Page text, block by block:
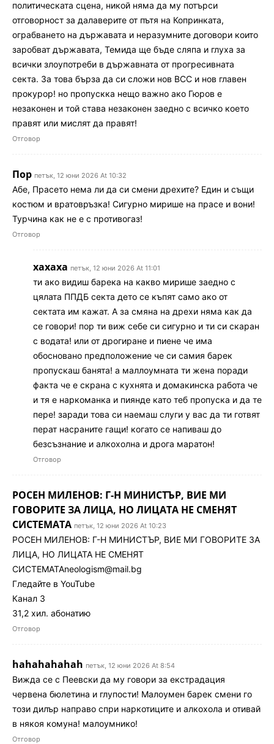
политическата сцена, никой няма да му потърси
отговорност за далаверите от пътя на Копринката,
ограбването на държавата и неразумните договори които
заробват държавата, Темида ще бъде сляпа и глуха за
всички злоупотреби в държавната от прогресивната
секта. За това бърза да си сложи нов ВСС и нов главен
прокурор! но пропускка нещо важно ако Гюров е
незаконен и той става незаконен заедно с всичко което
правят или мислят да правят!
Отговор
Пор петък, 12 юни 2026 At 10:32
Абе, Прасето нема ли да си смени дрехите? Един и същи
костюм и вратовръзка! Сигурно мирише на прасе и вони!
Турчина как не е с противогаз!
Отговор
хахаха петък, 12 юни 2026 At 11:01
ти ако видиш барека на какво мирише заедно с
цялата ППДБ секта дето се къпят само ако от
сектата им кажат. А за смяна на дрехи няма как да
се говори! пор ти виж себе си сигурно и ти си скаран
с водата! или от дрогиране и пиене че има
обосновано предположение че си самия барек
пропускаш банята! а маллоумната ти жена поради
факта че е скрана с кухнята и домакинска работа че
и тя е наркоманка и пиянде като теб пропуска и да те
пере! заради това си наемаш слуги у вас да ти готвят
перат насраните гащи! когато се напиваш до
безсъзнание и алкохолна и дрога маратон!
Отговор
РОСЕН МИЛЕНОВ: Г-Н МИНИСТЪР, ВИЕ МИ
ГОВОРИТЕ ЗА ЛИЦА, НО ЛИЦАТА НЕ СМЕНЯТ
СИСТЕМАТА петък, 12 юни 2026 At 10:23
РОСЕН МИЛЕНОВ: Г-Н МИНИСТЪР, ВИЕ МИ ГОВОРИТЕ ЗА
ЛИЦА, НО ЛИЦАТА НЕ СМЕНЯТ
СИСТЕМАТАneologism@mail.bg
Гледайте в YouTube
Канал 3
31,2 хил. абонатию
Отговор
hahahahahah петък, 12 юни 2026 At 8:54
Вижда се с Пеевски да му говори за екстрадация
червена бюлетина и глупости! Малоумен барек смени го
този дилър направо спри наркотиците и алкохола и отивай
в някоя комуна! малоумнико!
Отговор